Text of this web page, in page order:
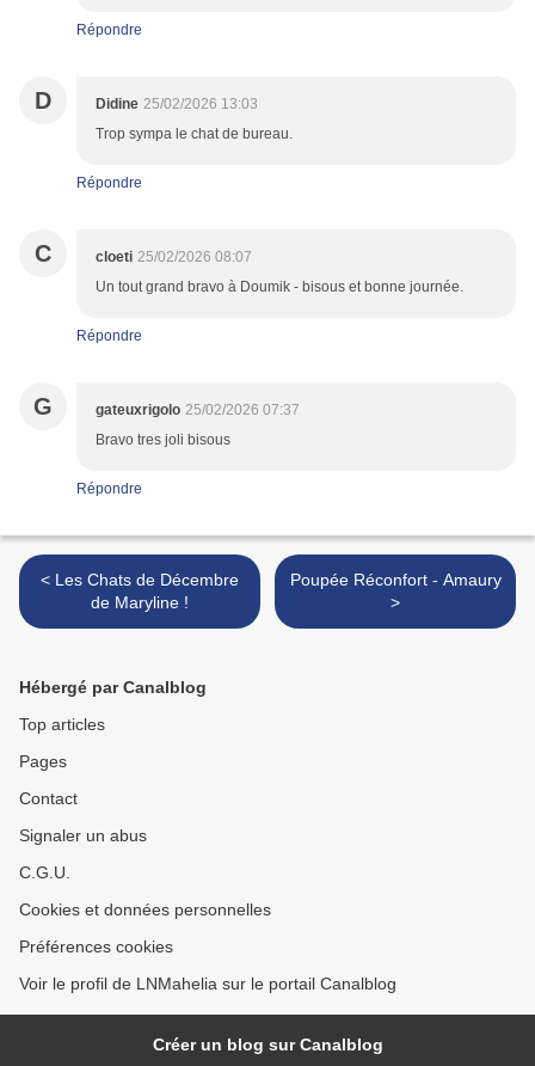
Répondre
D Didine 25/02/2026 13:03
Trop sympa le chat de bureau.
Répondre
C cloeti 25/02/2026 08:07
Un tout grand bravo à Doumik - bisous et bonne journée.
Répondre
G gateuxrigolo 25/02/2026 07:37
Bravo tres joli bisous
Répondre
< Les Chats de Décembre
de Maryline !
Poupée Réconfort - Amaury
>
Hébergé par Canalblog
Top articles
Pages
Contact
Signaler un abus
C.G.U.
Cookies et données personnelles
Préférences cookies
Voir le profil de LNMahelia sur le portail Canalblog
Créer un blog sur Canalblog